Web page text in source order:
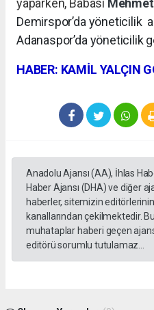
yaparken, Babası
Demirspor’da yöneticilik
Adanaspor’da yöneticilik
HABER: KAMİL YALÇIN
Anadolu Ajansı (AA), İhlas
Haber Ajansı (DHA) ve diğer
haberler, sitemizin
kanallarından çekilmektedir.
muhataplar haberi geçen
editörü sorumlu tutulamaz...